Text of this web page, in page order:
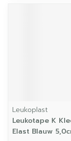
Leukoplast
Leukotape K
Elast Blauw